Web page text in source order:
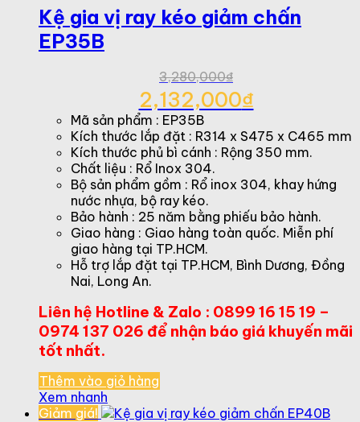
Kệ gia vị ray kéo giảm chấn
EP35B
3,280,000₫
3,280,000₫.
2,132,000₫
Giá
hiện
2,132,000₫.
Mã sản phẩm : EP35B
Kích thước lắp đặt : R314 x S475 x C465 mm
Kích thước phủ bì cánh : Rộng 350 mm.
Chất liệu : Rổ Inox 304.
Bộ sản phẩm gồm : Rổ inox 304, khay hứng
nước nhựa, bộ ray kéo.
Bảo hành : 25 năm bằng phiếu bảo hành.
Giao hàng : Giao hàng toàn quốc. Miễn phí
giao hàng tại TP.HCM.
Hỗ trợ lắp đặt tại TP.HCM, Bình Dương, Đồng
Nai, Long An.
Liên hệ Hotline & Zalo : 0899 16 15 19 –
0974 137 026 để nhận báo giá khuyến mãi
tốt nhất.
Thêm vào giỏ hàng
Xem nhanh
Giảm giá!